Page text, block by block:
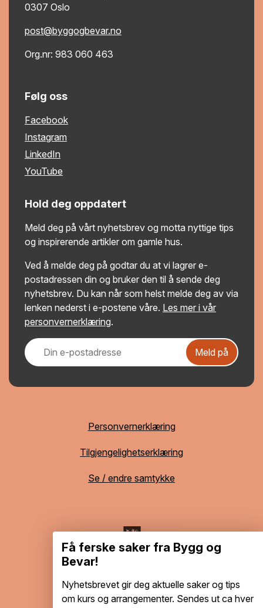
0307 Oslo
post@byggogbevar.no
Org.nr: 983 060 463
Følg oss
Facebook
Instagram
LinkedIn
YouTube
Hold deg oppdatert
Meld deg på vårt nyhetsbrev og motta nyttige tips
og inspirerende artikler om gamle hus.
Ved å melde deg på godtar du at vi lagrer e-
postadressen din og bruker den til å sende deg
nyhetsbrev. Du kan når som helst melde deg av via
lenken nederst i e-postene våre. Les mer i vår
personvernerklæring.
Meld på
Personvernerklæring
Tilgjengelighetserklæring
Se / endre samtykke
Få ferske saker fra Bygg og
Bevar!
Nyhetsbrevet gir deg aktuelle saker og tips
om kurs og arrangementer. Sendes ut ca hver